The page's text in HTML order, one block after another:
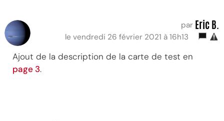
par Eric B.
le vendredi 26 février 2021 à 16h13
Ajout de la description de la carte de test en
page 3.